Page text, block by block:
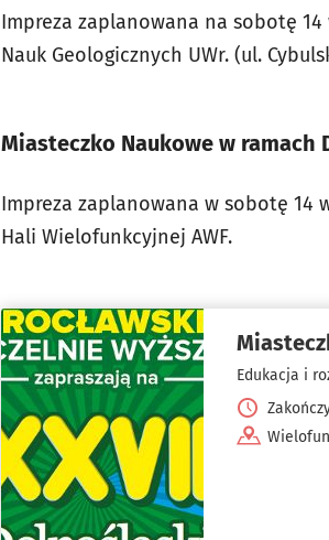
Impreza zaplanowana na sobotę
Nauk Geologicznych UWr. (ul.
Miasteczko Naukowe w
Impreza zaplanowana w sobotę 14
Hali Wielofunkcyjnej AWF.
Edukacja i